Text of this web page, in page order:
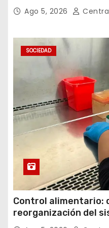
por los oídos
Ago 5, 2026
SOCIEDAD
Control alimentario:
reorganización del
laboratorios serán